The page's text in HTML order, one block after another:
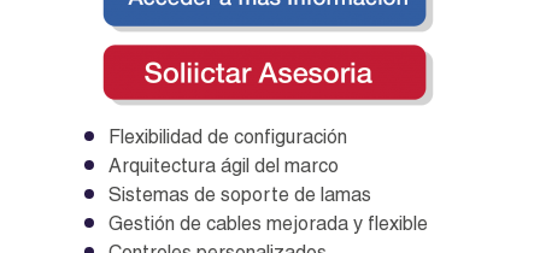
Flexibilidad de configuración
Arquitectura ágil del marco
Sistemas de soporte de lamas
Gestión de cables mejorada y flexible